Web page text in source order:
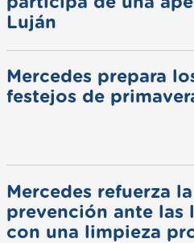
Luján
Mercedes prepara
festejos de
Mercedes refuerza la
prevención ante las
con una limpieza